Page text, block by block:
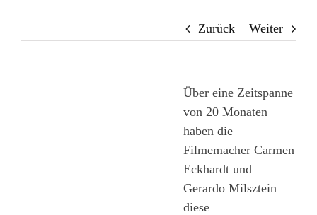
Zurück Weiter
Über eine Zeitspanne
von 20 Monaten
haben die
Filmemacher Carmen
Eckhardt und
Gerardo Milsztein
diese